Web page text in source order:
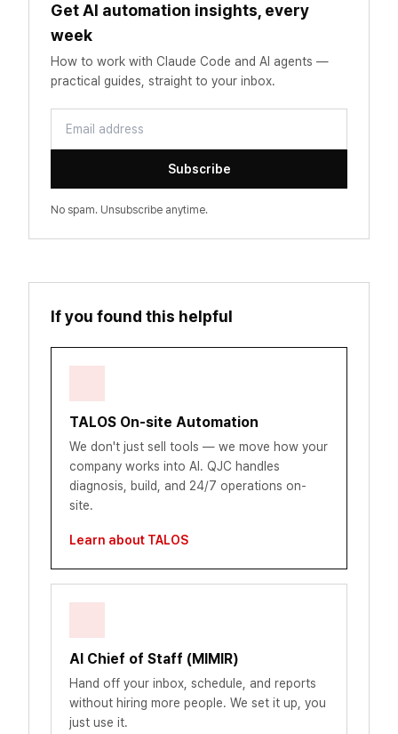
Get AI automation insights, every
week
How to work with Claude Code and AI agents —
practical guides, straight to your inbox.
Subscribe
No spam. Unsubscribe anytime.
If you found this helpful
TALOS On-site Automation
We don't just sell tools — we move how your
company works into AI. QJC handles
diagnosis, build, and 24/7 operations on-
site.
Learn about TALOS
AI Chief of Staff (MIMIR)
Hand off your inbox, schedule, and reports
without hiring more people. We set it up, you
just use it.